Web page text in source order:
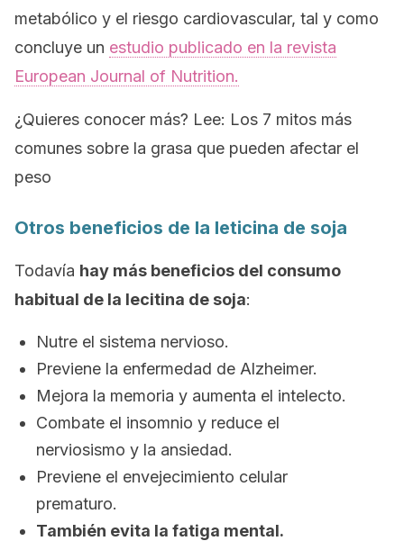
metabólico y el riesgo cardiovascular, tal y como
concluye un estudio publicado en la revista
European Journal of Nutrition.
¿Quieres conocer más? Lee: Los 7 mitos más
comunes sobre la grasa que pueden afectar el
peso
Otros beneficios de la leticina de soja
Todavía hay más beneficios del consumo
habitual de la lecitina de soja:
Nutre el sistema nervioso.
Previene la enfermedad de Alzheimer.
Mejora la memoria y aumenta el intelecto.
Combate el insomnio y reduce el
nerviosismo y la ansiedad.
Previene el envejecimiento celular
prematuro.
También evita la fatiga mental.